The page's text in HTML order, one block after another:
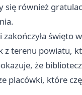
się również
zakończyła święto
terenu powiatu,
że
placówki, które